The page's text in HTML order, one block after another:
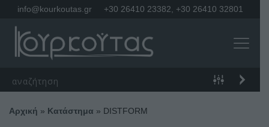
info@kourkoutas.gr +30 26410 23382 +30 26410 32801
Αρχική » Κατάστημα » DISTFORM